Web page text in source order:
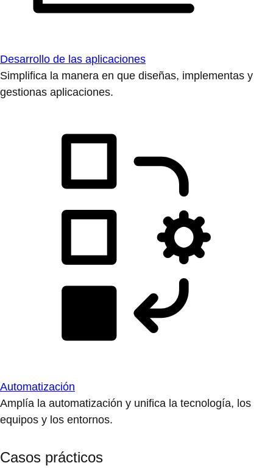
Desarrollo de las aplicaciones
Simplifica la manera en que diseñas, implementas y
gestionas aplicaciones.
Automatización
Amplía la automatización y unifica la tecnología, los
equipos y los entornos.
Casos prácticos